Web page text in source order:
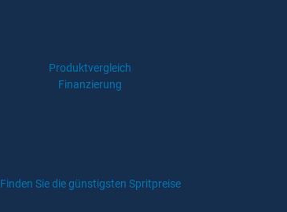
Produktvergleich
Finanzierung
Finden Sie die günstigsten Spritpreise